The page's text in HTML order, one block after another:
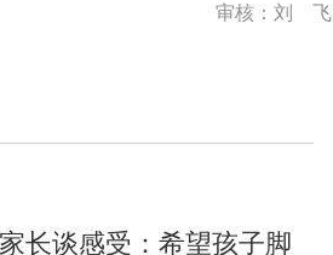
审核：刘 飞
长谈感受：希望孩子脚